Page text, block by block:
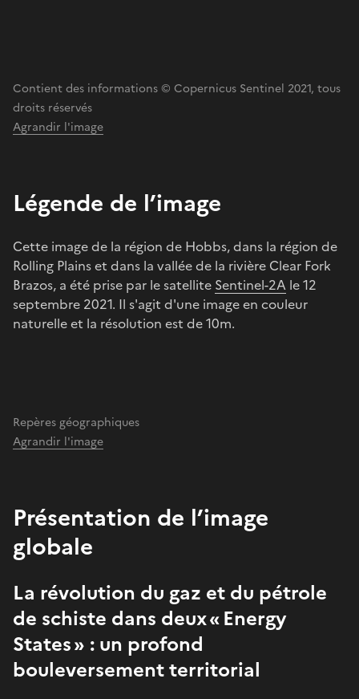
Contient des informations © Copernicus Sentinel 2021, tous
droits réservés
Agrandir l'image
Légende de l’image
Cette image de la région de Hobbs, dans la région de
Rolling Plains et dans la vallée de la rivière Clear Fork
Brazos, a été prise par le satellite Sentinel-2A le 12
septembre 2021. Il s'agit d'une image en couleur
naturelle et la résolution est de 10m.
Repères géographiques
Agrandir l'image
Présentation de l’image
globale
La révolution du gaz et du pétrole
de schiste dans deux « Energy
States » : un profond
bouleversement territorial